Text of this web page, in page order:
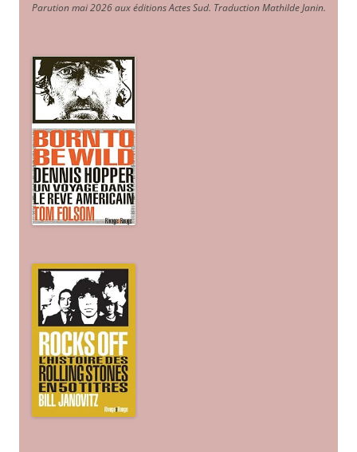
Parution mai 2026 aux éditions Actes Sud. Traduction Mathilde Janin.